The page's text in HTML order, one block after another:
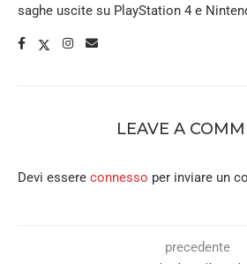
saghe uscite su PlayStation 4 e
LEAVE A
Devi essere connesso per inviare un
precedente